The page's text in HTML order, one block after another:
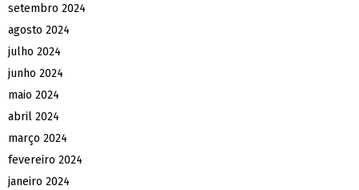
setembro 2024
agosto 2024
julho 2024
junho 2024
maio 2024
abril 2024
março 2024
fevereiro 2024
janeiro 2024